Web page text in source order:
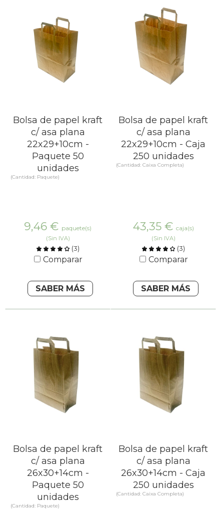
Bolsa de papel kraft
c/ asa plana
22x29+10cm -
Paquete 50
unidades
(Cantidad: Paquete)
9,46 € paquete(s)
(Sin IVA)
(3)
Comparar
SABER MÁS
Bolsa de papel kraft
c/ asa plana
22x29+10cm - Caja
250 unidades
(Cantidad: Caixa Completa)
43,35 € caja(s)
(Sin IVA)
(3)
Comparar
SABER MÁS
Bolsa de papel kraft
c/ asa plana
26x30+14cm -
Paquete 50
unidades
(Cantidad: Paquete)
Bolsa de papel kraft
c/ asa plana
26x30+14cm - Caja
250 unidades
(Cantidad: Caixa Completa)